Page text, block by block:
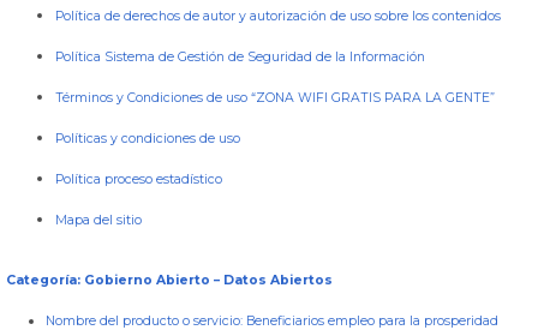
Política de derechos de autor y autorización de uso sobre los contenidos
Política Sistema de Gestión de Seguridad de la Información
Términos y Condiciones de uso “ZONA WIFI GRATIS PARA LA GENTE”
Políticas y condiciones de uso
Política proceso estadístico
Mapa del sitio
Categoría: Gobierno Abierto – Datos Abiertos
Nombre del producto o servicio: Beneficiarios empleo para la prosperidad